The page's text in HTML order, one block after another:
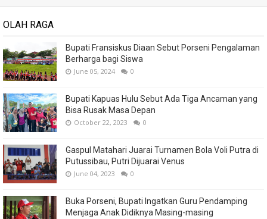
OLAH RAGA
Bupati Fransiskus Diaan Sebut Porseni Pengalaman
Berharga bagi Siswa
June 05, 2024 0
Bupati Kapuas Hulu Sebut Ada Tiga Ancaman yang
Bisa Rusak Masa Depan
October 22, 2023 0
Gaspul Matahari Juarai Turnamen Bola Voli Putra di
Putussibau, Putri Dijuarai Venus
June 04, 2023 0
Buka Porseni, Bupati Ingatkan Guru Pendamping
Menjaga Anak Didiknya Masing-masing